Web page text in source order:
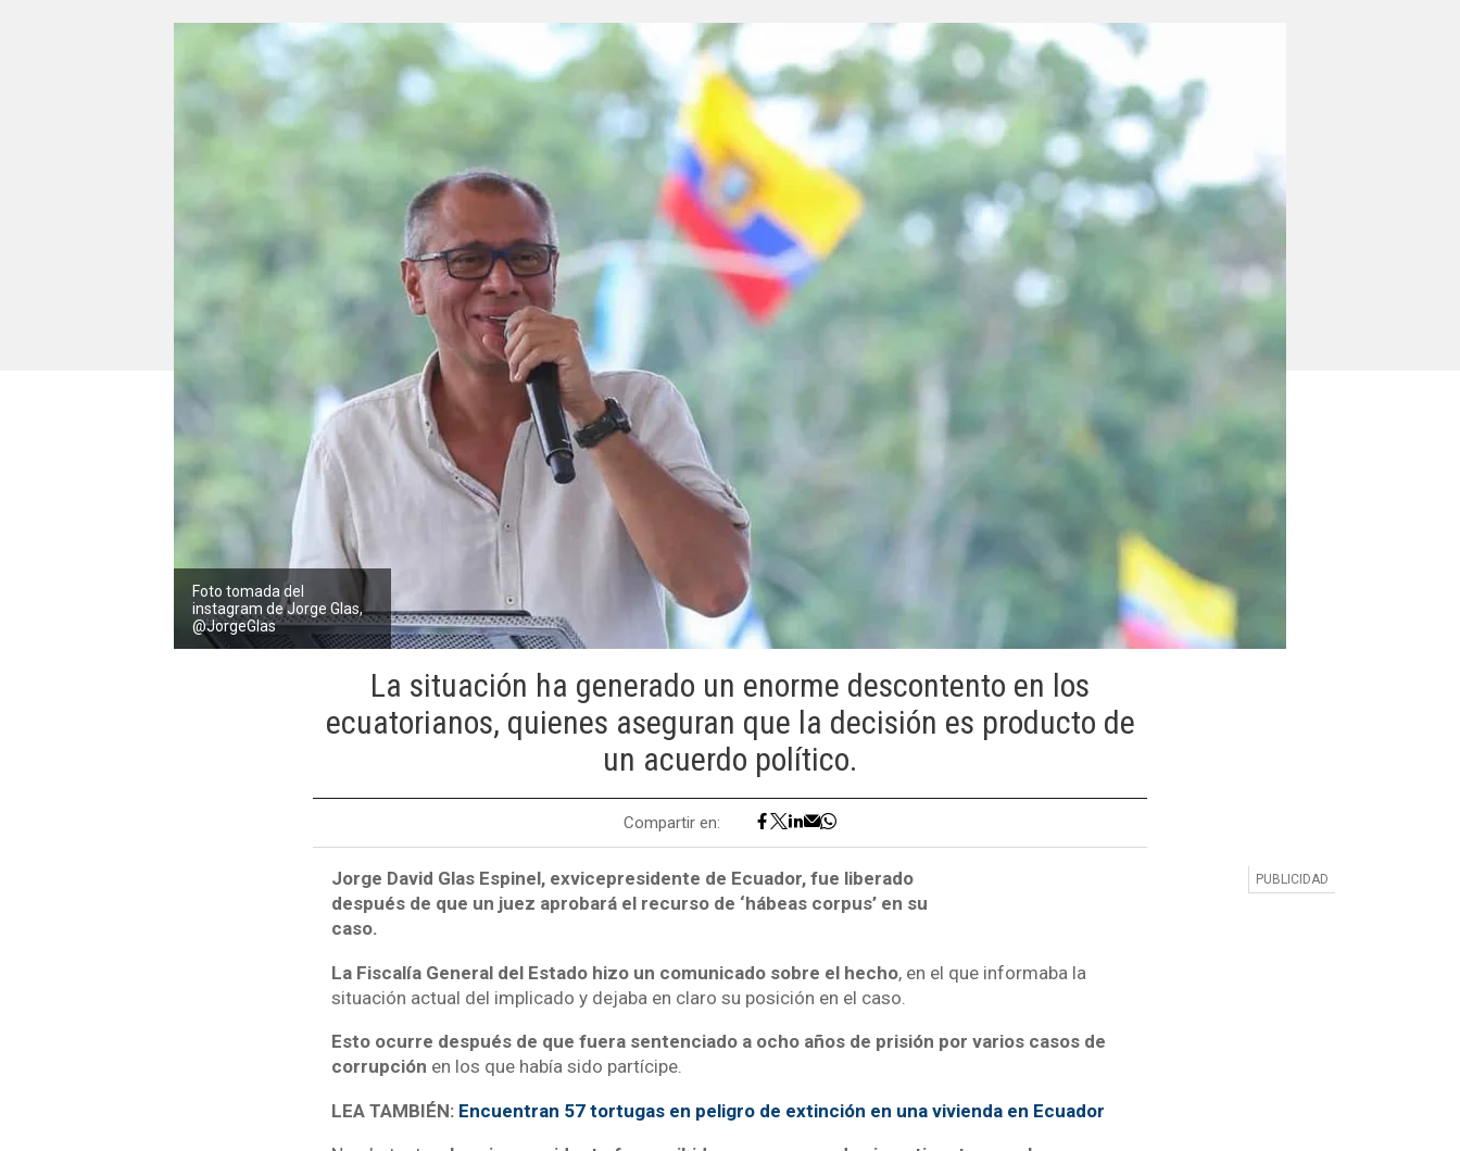
Foto tomada del
instagram de Jorge Glas,
@JorgeGlas
La situación ha generado un enorme descontento en los
ecuatorianos, quienes aseguran que la decisión es producto de
un acuerdo político.
Compartir en:
Jorge David Glas Espinel, exvicepresidente de Ecuador, fue liberado
después de que un juez aprobará el recurso de ‘hábeas corpus’ en su
caso.
La Fiscalía General del Estado hizo un comunicado sobre el hecho, en el que informaba la
situación actual del implicado y dejaba en claro su posición en el caso.
Esto ocurre después de que fuera sentenciado a ocho años de prisión por varios casos de
corrupción en los que había sido partícipe.
LEA TAMBIÉN: Encuentran 57 tortugas en peligro de extinción en una vivienda en Ecuador